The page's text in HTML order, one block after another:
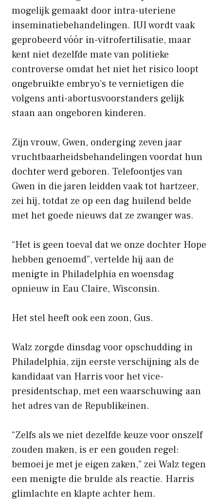
mogelijk gemaakt door intra-uteriene
inseminatiebehandelingen. IUI wordt vaak
geprobeerd vóór in-vitrofertilisatie, maar
kent niet dezelfde mate van politieke
controverse omdat het niet het risico loopt
ongebruikte embryo’s te vernietigen die
volgens anti-abortusvoorstanders gelijk
staan ​​aan ongeboren kinderen.
Zijn vrouw, Gwen, onderging zeven jaar
vruchtbaarheidsbehandelingen voordat hun
dochter werd geboren. Telefoontjes van
Gwen in die jaren leidden vaak tot hartzeer,
zei hij, totdat ze op een dag huilend belde
met het goede nieuws dat ze zwanger was.
“Het is geen toeval dat we onze dochter Hope
hebben genoemd”, vertelde hij aan de
menigte in Philadelphia en woensdag
opnieuw in Eau Claire, Wisconsin.
Het stel heeft ook een zoon, Gus.
Walz zorgde dinsdag voor opschudding in
Philadelphia, zijn eerste verschijning als de
kandidaat van Harris voor het vice-
presidentschap, met een waarschuwing aan
het adres van de Republikeinen.
“Zelfs als we niet dezelfde keuze voor onszelf
zouden maken, is er een gouden regel:
bemoei je met je eigen zaken,” zei Walz tegen
een menigte die brulde als reactie. Harris
glimlachte en klapte achter hem.